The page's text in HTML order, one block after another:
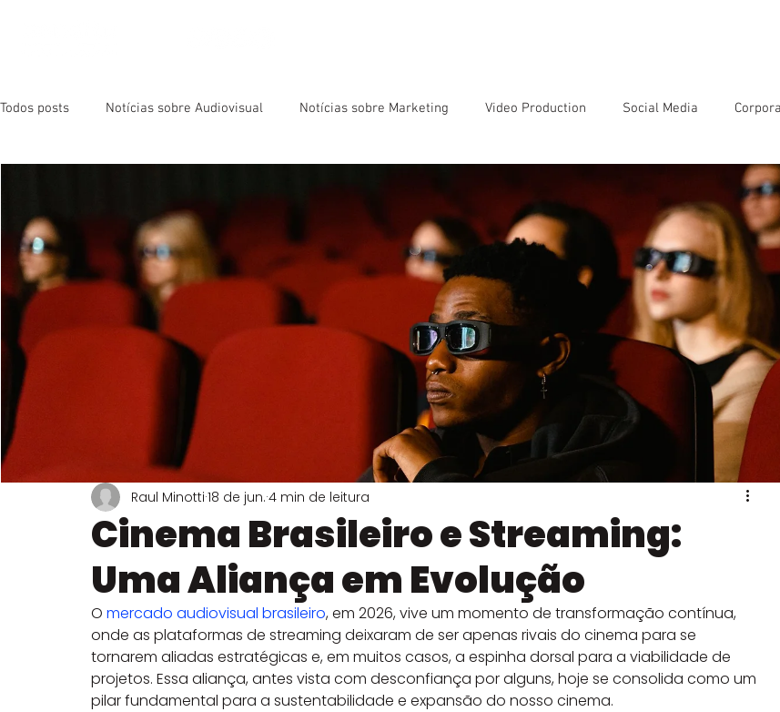
Todos posts Notícias sobre Audiovisual Notícias sobre Marketing Video Production Social Media
Cameras and Equipment Virtual Reality Music Videos Film Reviews Audio Production Photography
Audiovisual News Marketing News Sobre YouTube Sobre Vídeo Institucional Sobre Jornada do
Sobre Vídeos Sobre Videoclipes Sobre Filmagens de Eventos
Sobre Transmissões ao Vivo Sobre VFX
Cinema Brasileiro e Streaming:
Uma Aliança em Evolução
Raul Minotti 18 de jun. 4 min de leitura
O mercado audiovisual brasileiro, em 2026, vive um momento de transformação contínua,
onde as plataformas de streaming deixaram de ser apenas rivais do cinema para se
tornarem aliadas estratégicas e, em muitos casos, a espinha dorsal para a viabilidade de
projetos. Essa aliança, antes vista com desconfiança por alguns, hoje se consolida como um
pilar fundamental para a sustentabilidade e expansão do nosso cinema.